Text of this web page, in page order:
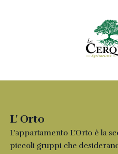
L' Orto
L’appartamento L’Orto è la
piccoli gruppi che